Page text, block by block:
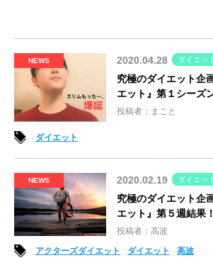
NEWS 2020.04.28 ダイエッ
究極のダイエット企
エット』第１シーズ
投稿者：まこと
ダイエット
NEWS 2020.02.19 ダイエッ
究極のダイエット企
エット』第５週結果！
投稿者：高波
アクターズダイエット
ダイエット 高波